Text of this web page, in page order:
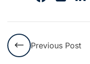
Previous Post